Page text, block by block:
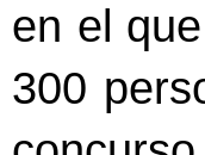
en el
300